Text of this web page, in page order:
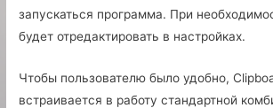
запускаться программа. При
будет отредактировать в настройках.
Чтобы пользователю было удобно,
встраивается в работу стандартной